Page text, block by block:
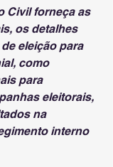
Civil forneça as
os detalhes
eleição para
como
para
eleitorais,
na
interno